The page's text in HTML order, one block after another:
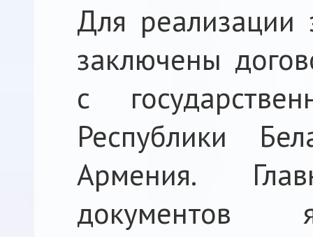
Для
заключены
с
Республики
Армения.
документов